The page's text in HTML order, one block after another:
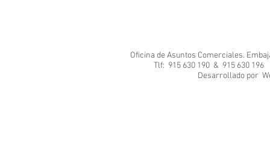
Oficina de Asuntos Comerciales.
Tlf: 915 630 190 & 915 630